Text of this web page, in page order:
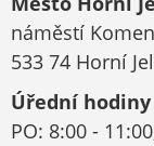
náměstí
533 74 Horní
Úřední hodiny
PO: 8:00 -